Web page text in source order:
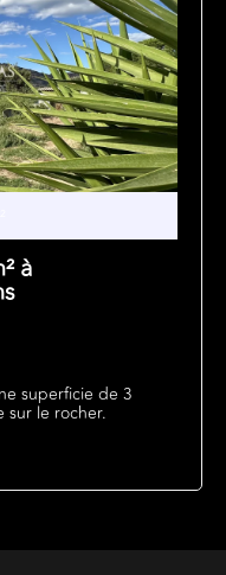
à
superficie de 3
sur le rocher.